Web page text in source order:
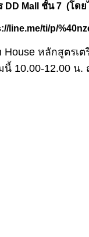
DD Mall ชั้น 7 (โด
line.me/ti/p/
House หลักสูตรเ
10.00-12.00 น.